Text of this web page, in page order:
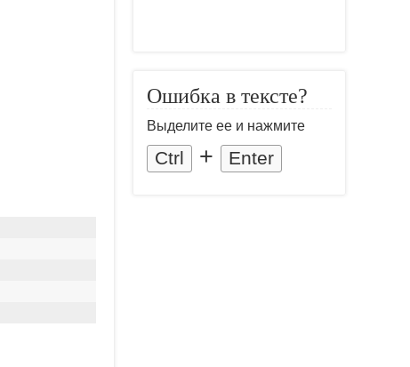
Ошибка в тексте?
Выделите ее и нажмите
Ctrl + Enter